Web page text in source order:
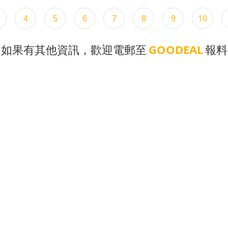
4 5 6 7 8 9 10
如果有其他資訊，歡迎電郵至 GOODEAL報料